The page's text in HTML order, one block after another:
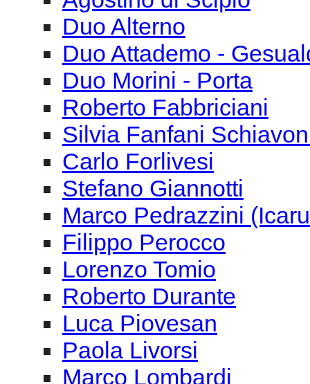
Duo Alterno
Duo Attademo -
Duo Morini - Porta
Roberto Fabbriciani
Silvia Fanfani
Carlo Forlivesi
Stefano Giannotti
Marco Pedrazzini
Filippo Perocco
Lorenzo Tomio
Roberto Durante
Luca Piovesan
Paola Livorsi
Marco Lombardi